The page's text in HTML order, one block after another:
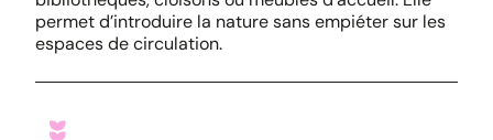
permet d’introduire la nature sans empiéter sur les
espaces de circulation.